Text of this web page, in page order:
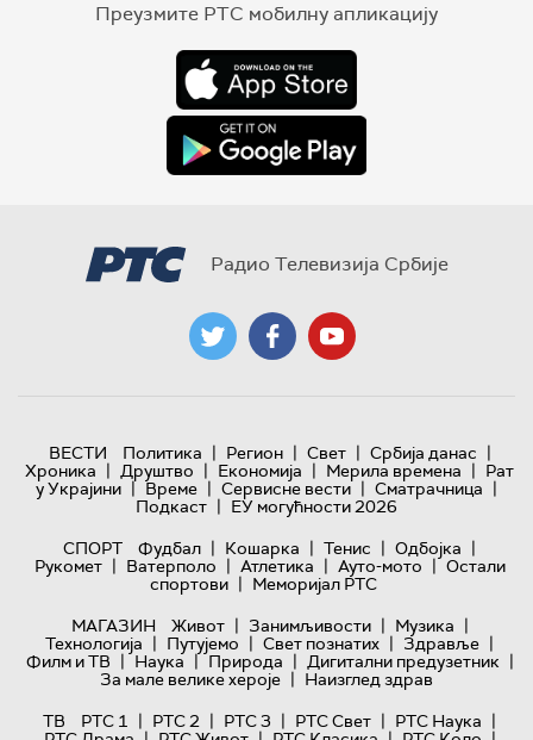
Преузмите РТС мобилну апликацију
Радио Телевизија Србије
ВЕСТИ Политика | Регион | Свет | Србија данас |
Хроника | Друштво | Економија | Мерила времена | Рат
у Украјини | Време | Сервисне вести | Сматрачница |
Подкаст | ЕУ могућности 2026
СПОРТ
Фудбал | Кошарка | Тенис | Одбојка |
Рукомет | Ватерполо | Атлетика | Ауто-мото | Остали
спортови | Меморијал РТС
МАГАЗИН
Живот | Занимљивости | Музика |
Технологијa | Путујемо | Свет познатих | Здравље |
Филм и ТВ | Наука | Природа | Дигитални предузетник |
За мале велике хероје | Наизглед здрав
ТВ
РТС 1 | РТС 2 | РТС 3 | РТС Свет | РТС Наука |